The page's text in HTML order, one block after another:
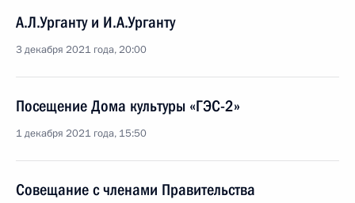
А.Л.Урганту и И.А.Урганту
3 декабря 2021 года, 20:00
Посещение Дома культуры «ГЭС-2»
1 декабря 2021 года, 15:50
Совещание с членами Правительства